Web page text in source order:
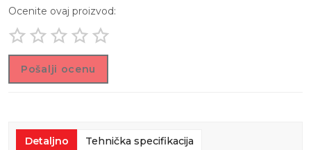
Ocenite ovaj proizvod:
Pošalji ocenu
Detaljno Tehnička specifikacija